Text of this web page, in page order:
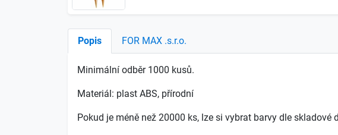
Popis FOR MAX .s.r.o.
Minimální odběr 1000 kusů.
Materiál: plast ABS, přírodní
Pokud je méně než 20000 ks, lze si vybrat barvy dle